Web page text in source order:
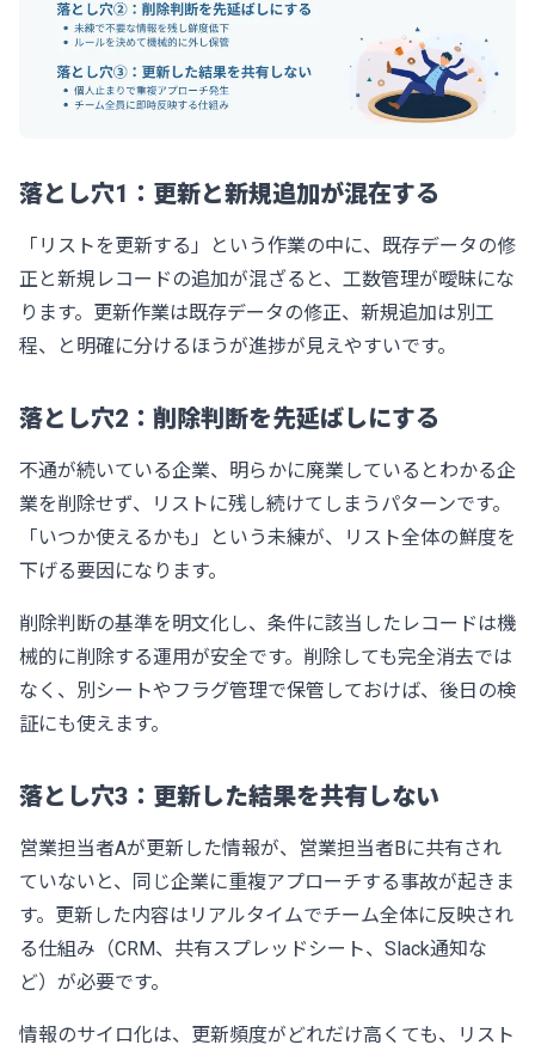
落とし穴1：更新と新規追加が混在する
「リストを更新する」という作業の中に、既存データの修
正と新規レコードの追加が混ざると、工数管理が曖昧にな
ります。更新作業は既存データの修正、新規追加は別工
程、と明確に分けるほうが進捗が見えやすいです。
落とし穴2：削除判断を先延ばしにする
不通が続いている企業、明らかに廃業しているとわかる企
業を削除せず、リストに残し続けてしまうパターンです。
「いつか使えるかも」という未練が、リスト全体の鮮度を
下げる要因になります。
削除判断の基準を明文化し、条件に該当したレコードは機
械的に削除する運用が安全です。削除しても完全消去では
なく、別シートやフラグ管理で保管しておけば、後日の検
証にも使えます。
落とし穴3：更新した結果を共有しない
営業担当者Aが更新した情報が、営業担当者Bに共有され
ていないと、同じ企業に重複アプローチする事故が起きま
す。更新した内容はリアルタイムでチーム全体に反映され
る仕組み（CRM、共有スプレッドシート、Slack通知な
ど）が必要です。
情報のサイロ化は、更新頻度がどれだけ高くても、リスト